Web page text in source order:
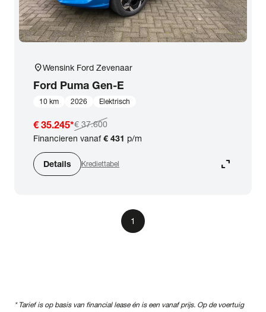
location_onWensink Ford Zevenaar
Ford Puma Gen-E
10 km 2026 Elektrisch
€ 35.245*€ 37.600
Financieren vanaf€ 431 p/m
Details Krediettabel expand_content
1
* Tarief is op basis van financial lease én is een vanaf prijs. Op de voertuig